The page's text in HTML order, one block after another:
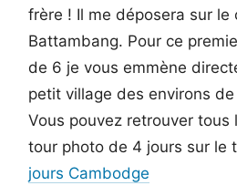
frère ! Il me déposera sur le
Battambang. Pour ce
de 6 je vous emmène
petit village des environs
Vous pouvez retrouver tous
tour photo de 4 jours sur le
jours Cambodge